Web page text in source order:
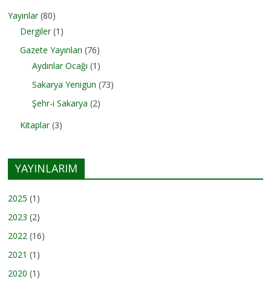
Yayınlar(80)
Dergiler(1)
Gazete Yayınları (76)
Aydınlar Ocağı (1)
Sakarya Yenigün (73)
Şehr-i Sakarya (2)
Kitaplar(3)
YAYINLARIM
2025 (1)
2023 (2)
2022 (16)
2021 (1)
2020 (1)